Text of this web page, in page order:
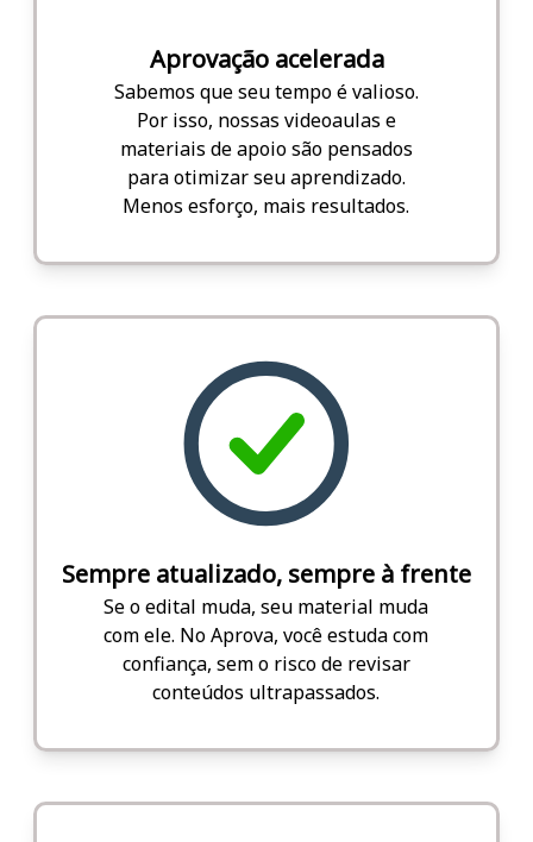
Aprovação acelerada
Sabemos que seu tempo é valioso.
Por isso, nossas videoaulas e
materiais de apoio são pensados
para otimizar seu aprendizado.
Menos esforço, mais resultados.
Sempre atualizado, sempre à frente
Se o edital muda, seu material muda
com ele. No Aprova, você estuda com
confiança, sem o risco de revisar
conteúdos ultrapassados.